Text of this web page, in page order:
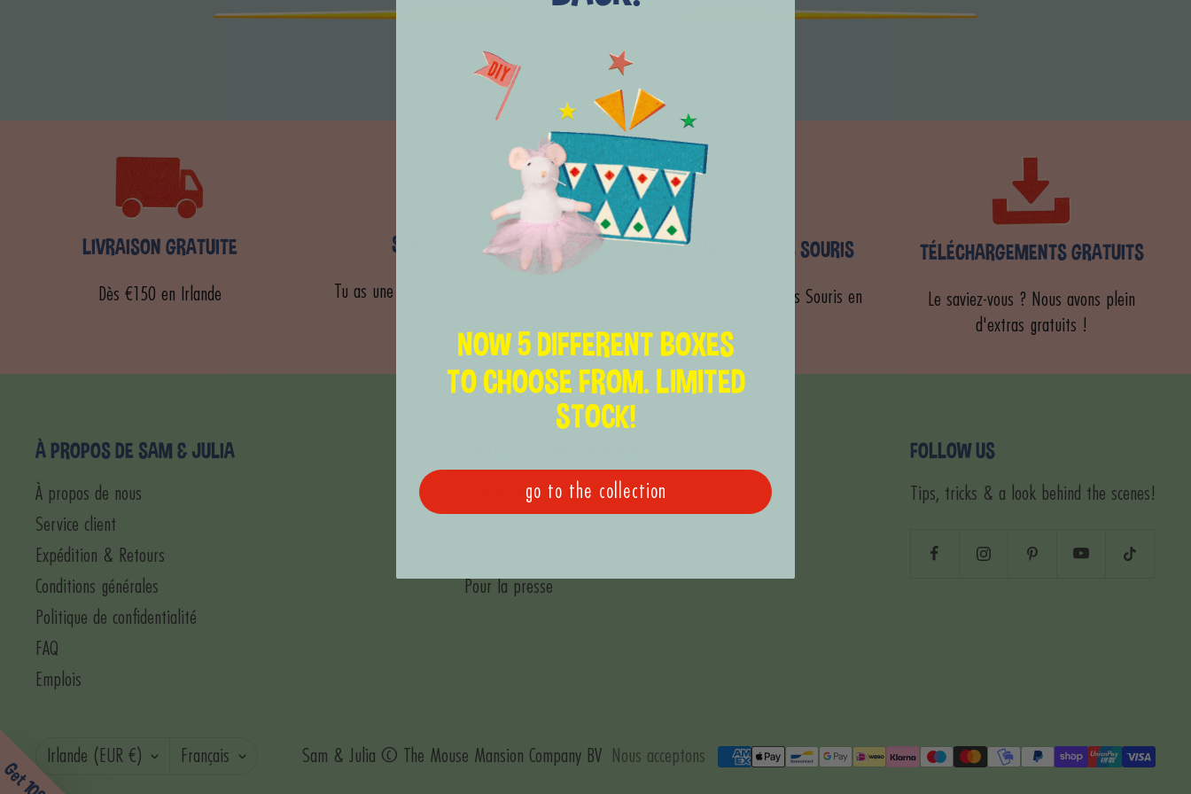
LIVRAISON GRATUITE
Dès €150 en Irlande
SERVICE CLIENT
Tu as une question ? Nous sommes là
VISITE LA MAISON DES SOURIS
Viens découvrir la Maison des Souris en
TÉLÉCHARGEMENTS GRATUITS
Le saviez-vous ? Nous avons plein
d'extras gratuits !
À PROPOS DE SAM & JULIA
À propos de nous
Service client
Expédition & Retours
Conditions générales
Politique de confidentialité
FAQ
Emplois
Gros & distribution
Pour la presse
FOLLOW US
Tips, tricks & a look behind the scenes!
Pays/région
Irlande (EUR €) Langue
Français Sam & Julia © The Mouse Mansion Company BV Nous acceptons
NOW 5 DIFFERENT BOXES
TO CHOOSE FROM. LIMITED
STOCK!
go to the collection